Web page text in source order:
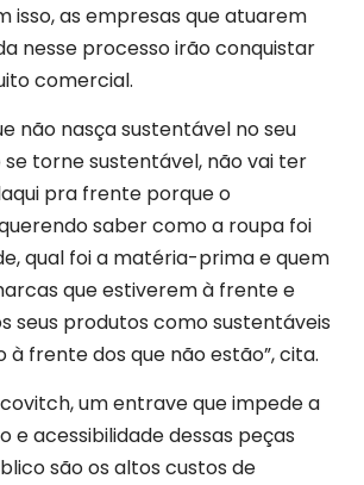
isso, as empresas que atuarem
nesse processo irão conquistar
comercial.
não nasça sustentável no seu
torne sustentável, não vai ter
pra frente porque o
saber como a roupa foi
qual foi a matéria-prima e quem
que estiverem à frente e
seus produtos como sustentáveis
à frente dos que não estão”, cita.
um entrave que impede a
e acessibilidade dessas peças
são os altos custos de